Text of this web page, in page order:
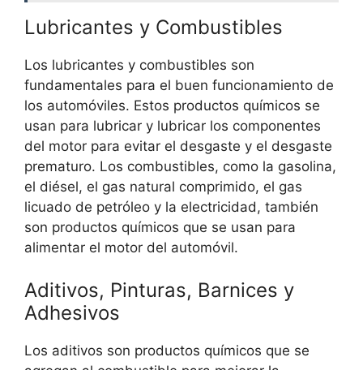
Lubricantes y Combustibles
Los lubricantes y combustibles son
fundamentales para el buen funcionamiento de
los automóviles. Estos productos químicos se
usan para lubricar y lubricar los componentes
del motor para evitar el desgaste y el desgaste
prematuro. Los combustibles, como la gasolina,
el diésel, el gas natural comprimido, el gas
licuado de petróleo y la electricidad, también
son productos químicos que se usan para
alimentar el motor del automóvil.
Aditivos, Pinturas, Barnices y
Adhesivos
Los aditivos son productos químicos que se